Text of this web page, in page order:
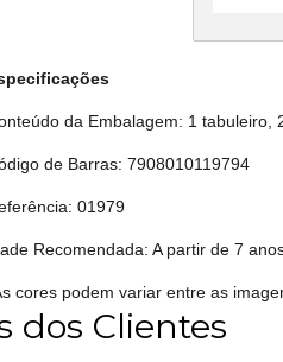
da Embalagem: 1 tabuleiro,
de Barras: 7908010119794
01979
Recomendada: A partir de 7
cores podem variar entre as
dos Clientes